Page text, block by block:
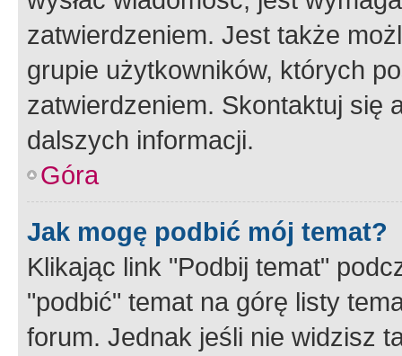
zatwierdzeniem. Jest także
grupie użytkowników, których
zatwierdzeniem. Skontaktuj się
dalszych informacji.
Góra
Jak mogę podbić mój temat?
Klikając link "Podbij temat"
"podbić" temat na górę listy
forum. Jednak jeśli nie widzisz